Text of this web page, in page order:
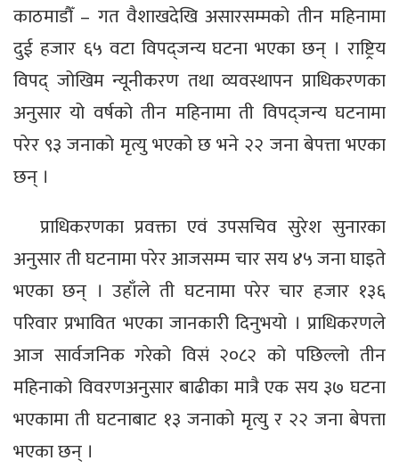
काठमाडौँ – गत वैशाखदेखि असारसम्मको तीन महिनामा
दुई हजार ६५ वटा विपद्जन्य घटना भएका छन् । राष्ट्रिय
विपद् जोखिम न्यूनीकरण तथा व्यवस्थापन प्राधिकरणका
अनुसार यो वर्षको तीन महिनामा ती विपद्जन्य घटनामा
परेर ९३ जनाको मृत्यु भएको छ भने २२ जना बेपत्ता भएका
छन् ।
प्राधिकरणका प्रवक्ता एवं उपसचिव सुरेश सुनारका
अनुसार ती घटनामा परेर आजसम्म चार सय ४५ जना घाइते
भएका छन् । उहाँले ती घटनामा परेर चार हजार १३६
परिवार प्रभावित भएका जानकारी दिनुभयो । प्राधिकरणले
आज सार्वजनिक गरेको विसं २०८२ को पछिल्लो तीन
महिनाको विवरणअनुसार बाढीका मात्रै एक सय ३७ घटना
भएकामा ती घटनाबाट १३ जनाको मृत्यु र २२ जना बेपत्ता
भएका छन् ।